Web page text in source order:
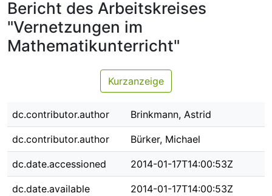
FAQ
Leitlinien
Zurück zur Startseite
Bericht des Arbeitskreises
"Vernetzungen im
Mathematikunterricht"
Kurzanzeige
dc.contributor.author Brinkmann, Astrid
dc.contributor.author Bürker, Michael
dc.date.accessioned 2014-01-17T14:00:53Z
dc.date.available 2014-01-17T14:00:53Z